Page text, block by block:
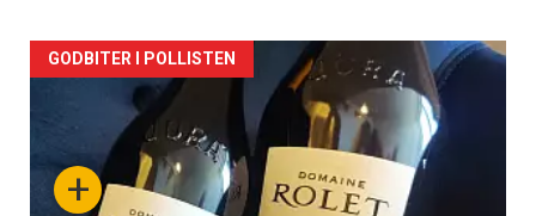
Forsiden
akkurat
nå+
GODBITER I POLLISTEN